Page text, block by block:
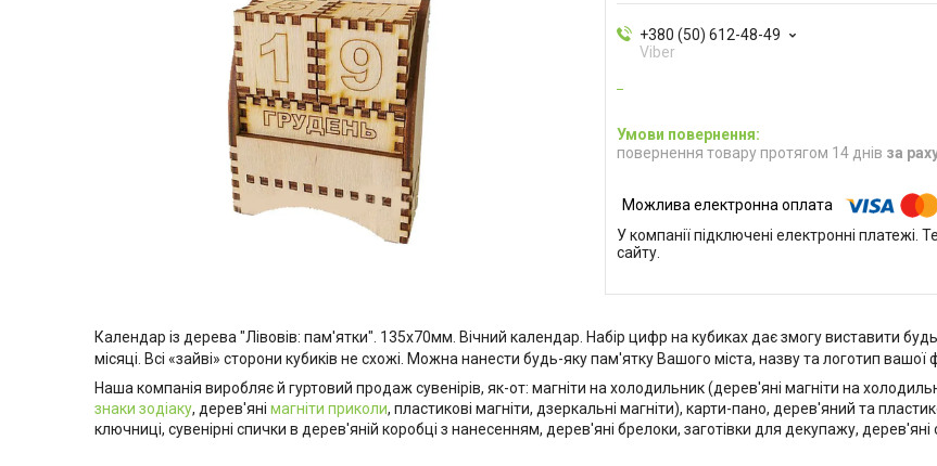
+380 (50) 612-48-49
Viber
повернення товару протягом 14 днів за
У компанії підключені електронні
сайту.
Календар із дерева "Лівовів: пам'ятки". 135х70мм. Вічний календар. Набір цифр на кубиках дає змогу виставити
місяці. Всі «зайві» сторони кубиків не схожі. Можна нанести будь-яку пам'ятку Вашого міста, назву та логотип вашої
Наша компанія виробляє й гуртовий продаж сувенірів, як-от: магніти на холодильник (дерев'яні магніти на
знаки зодіаку, дерев'яні магніти приколи, пластикові магніти, дзеркальні магніти), карти-пано, дерев'яний та
ключниці, сувенірні спички в дерев'яній коробці з нанесенням, дерев'яні брелоки, заготівки для декупажу,